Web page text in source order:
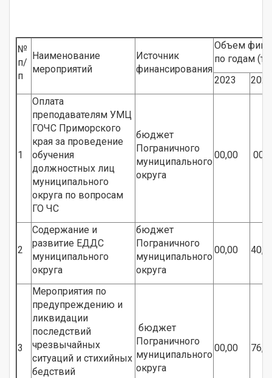
№
п/
п
Наименование
мероприятий
Источник
финансирования
Объем
по годам
2023
2024
1
Оплата
преподавателям УМЦ
ГОЧС Приморского
края за проведение
обучения
должностных лиц
муниципального
округа по вопросам
ГО ЧС
бюджет
Пограничного
муниципального
округа
00,00
2
Содержание и
развитие ЕДДС
муниципального
округа
бюджет
Пограничного
муниципального
округа
00,00
3
Мероприятия по
предупреждению и
ликвидации
последствий
чрезвычайных
ситуаций и стихийных
бедствий
бюджет
Пограничного
муниципального
округа
00,00